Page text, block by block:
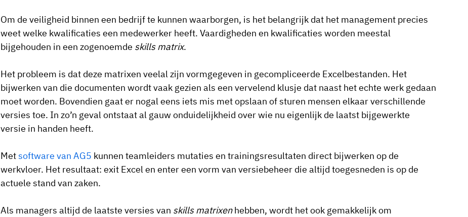
Om de veiligheid binnen een bedrijf te kunnen waarborgen, is het belangrijk dat het management precies
weet welke kwalificaties een medewerker heeft. Vaardigheden en kwalificaties worden meestal
bijgehouden in een zogenoemde skills matrix.
Het probleem is dat deze matrixen veelal zijn vormgegeven in gecompliceerde Excelbestanden. Het
bijwerken van die documenten wordt vaak gezien als een vervelend klusje dat naast het echte werk gedaan
moet worden. Bovendien gaat er nogal eens iets mis met opslaan of sturen mensen elkaar verschillende
versies toe. In zo’n geval ontstaat al gauw onduidelijkheid over wie nu eigenlijk de laatst bijgewerkte
versie in handen heeft.
Metsoftware van AG5 kunnen teamleiders mutaties en trainingsresultaten direct bijwerken op de
werkvloer. Het resultaat: exit Excel en enter een vorm van versiebeheer die altijd toegesneden is op de
actuele stand van zaken.
Als managers altijd de laatste versies van skills matrixenhebben, wordt het ook gemakkelijk om